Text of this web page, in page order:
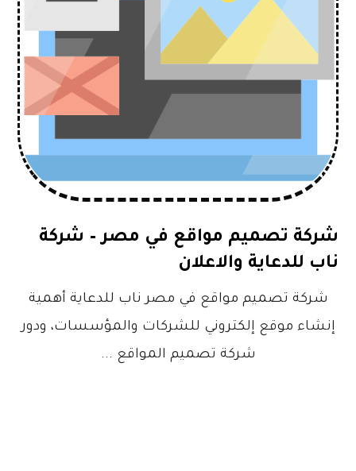
شركة تصميم مواقع في مصر – شركة
ناب للدعاية والاعلان
شركة تصميم مواقع في مصر ناب للدعاية أهمية
إنشاء موقع إلكتروني للشركات والمؤسسات، ودور
شركة تصميم المواقع ...